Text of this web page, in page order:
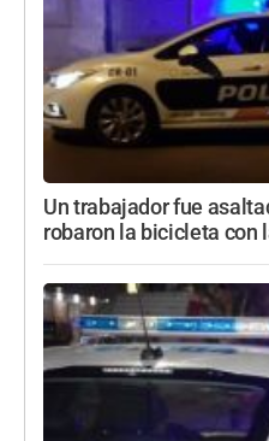
Un trabajador fue
robaron la bicicleta con